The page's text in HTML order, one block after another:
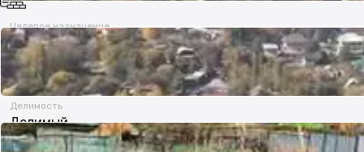
Целевое назначение
МЖС (многоэтажное жилищное строительство)
Делимость
Делимый